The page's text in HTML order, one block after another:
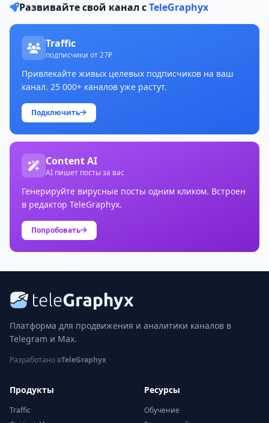
Развивайте свой канал сTeleGraphyx
Traffic
подписчики от 27₽
Привлекайте живых целевых подписчиков на ваш
канал. 25 000+ каналов уже растут.
Подключить
Content AI
AI пишет посты за вас
Генерируйте вирусные посты одним кликом. Встроен
в редактор TeleGraphyx.
Попробовать
Платформа для продвижения и аналитики каналов в
Telegram и Max.
Разработано вTeleGraphyx
Продукты
Traffic
Ресурсы
Обучение